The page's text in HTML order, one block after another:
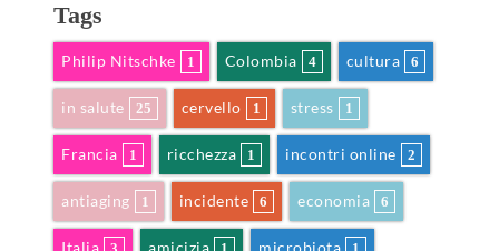
Tags
Philip Nitschke 1 Colombia 4 cultura 6
in salute 25 cervello 1 stress 1
Francia 1 ricchezza 1 incontri online 2
antiaging 1 incidente 6 economia 6